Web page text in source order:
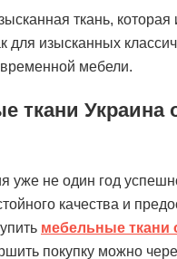
ткань, которая
для изысканных
мебели.
ткани Украина
уже не один год
качества и
мебельные ткани
покупку можно